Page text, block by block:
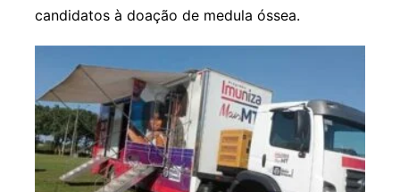
candidatos à doação de medula óssea.